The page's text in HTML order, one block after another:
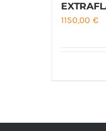
1150,00 €